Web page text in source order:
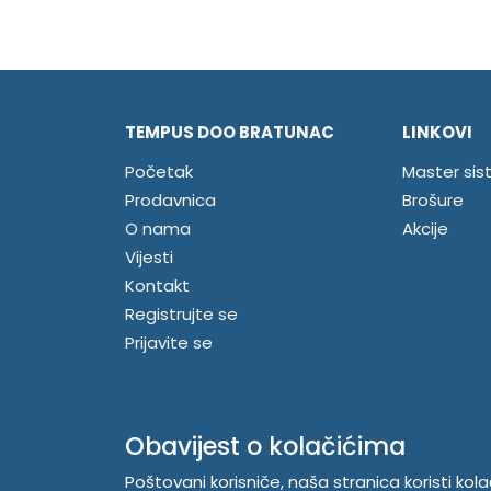
TEMPUS DOO BRATUNAC
Početak
Prodavnica
O nama
Vijesti
Kontakt
Registrujte se
Prijavite se
LINKOVI
Master
Brošure
Akcije
Obavijest o kolačićima
Poštovani korisniče, naša stranica koristi